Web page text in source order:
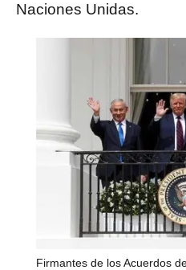
Naciones Unidas.
Firmantes de los Acuerdos